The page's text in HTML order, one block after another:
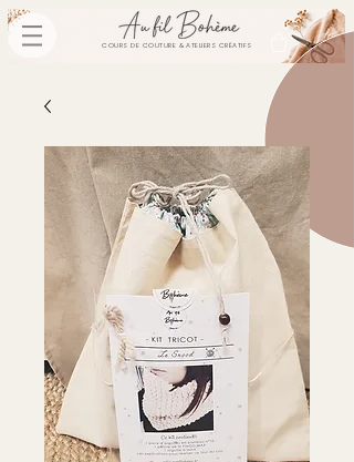
COURS DE COUTURE & ATELIERS CRÉATIFS